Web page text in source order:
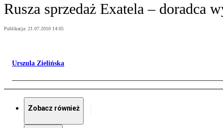
Rusza sprzedaż Exatela – doradca
Publikacja: 21.07.2010 14:05
Urszula Zielińska
Zobacz również